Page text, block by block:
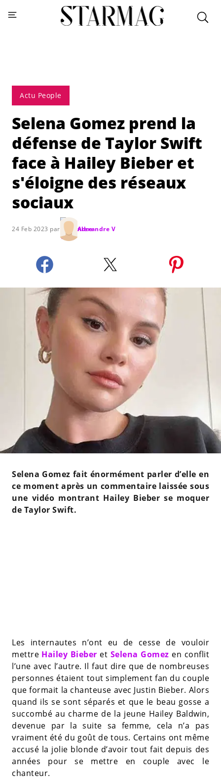
Actu People
Selena Gomez prend la
défense de Taylor Swift
face à Hailey Bieber et
s'éloigne des réseaux
sociaux
24 Feb 2023 par Alexandre V
Selena Gomez fait énormément parler d’elle en
ce moment après un commentaire laissée sous
une vidéo montrant Hailey Bieber se moquer
de Taylor Swift.
Les internautes n’ont eu de cesse de vouloir
mettre Hailey Bieber et Selena Gomez en conflit
l’une avec l’autre. Il faut dire que de nombreuses
personnes étaient tout simplement fan du couple
que formait la chanteuse avec Justin Bieber. Alors
quand ils se sont séparés et que le beau gosse a
succombé au charme de la jeune Hailey Baldwin,
devenue par la suite sa femme, cela n’a pas
vraiment été du goût de tous. Certains ont même
accusé la jolie blonde d’avoir tout fait depuis des
années pour se mettre en couple avec le
chanteur.